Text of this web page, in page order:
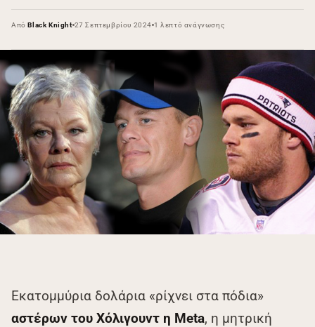
ΑπόBlack Knight 27 Σεπτεμβρίου 2024 1 λεπτό ανάγνωσης
Εκατομμύρια δολάρια «ρίχνει στα πόδια»
αστέρων του Χόλιγουντ η Meta, η μητρική